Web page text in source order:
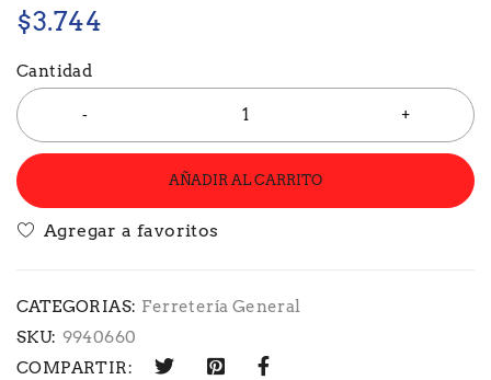
$3.744
Cantidad
AÑADIR AL CARRITO
CATEGORIAS: Ferretería General
SKU: 9940660
COMPARTIR: